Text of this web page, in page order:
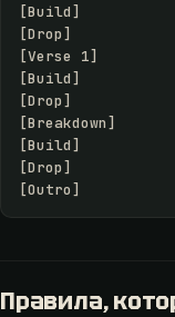
[Build]
[Drop]
[Verse 1]
[Build]
[Drop]
[Breakdown]
[Build]
[Drop]
[Outro]
Правила,